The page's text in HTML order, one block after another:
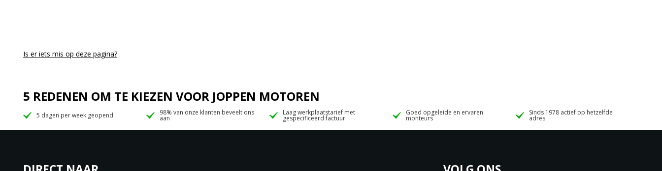
Is er iets mis op deze pagina?
5 REDENEN OM TE KIEZEN VOOR JOPPEN MOTOREN
5 dagen per week geopend 98% van onze klanten beveelt ons
aan
Laag werkplaatstarief met
gespecificeerd factuur
Goed opgeleide en ervaren
monteurs
Sinds 1978 actief op hetzelfde
adres